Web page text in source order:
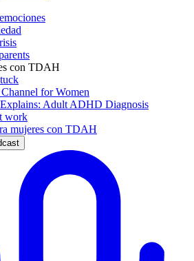
con TDAH
for Women
Adult ADHD Diagnosis
work
mujeres con TDAH